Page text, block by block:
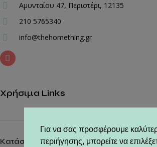
Αμυνταίου 47, Περιστέρι, 12135
210 5765340
info@thehomething.gr
Χρήσιμα Links
Κατάστημα
Για να σας προσφέρουμε
περιήγησης, μπορείτε να